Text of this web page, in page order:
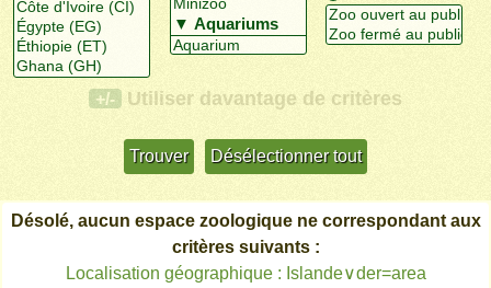
+/- Utiliser davantage de critères
Désolé, aucun espace zoologique ne correspondant aux
critères suivants :
Localisation géographique : Islande∨der=area